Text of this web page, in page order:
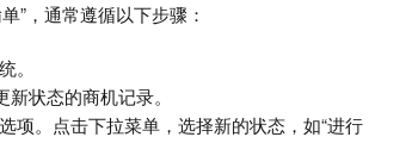
”，通常遵循以下步骤：
。
状态的商机记录。
项。点击下拉菜单，选择新的状态，如“进行